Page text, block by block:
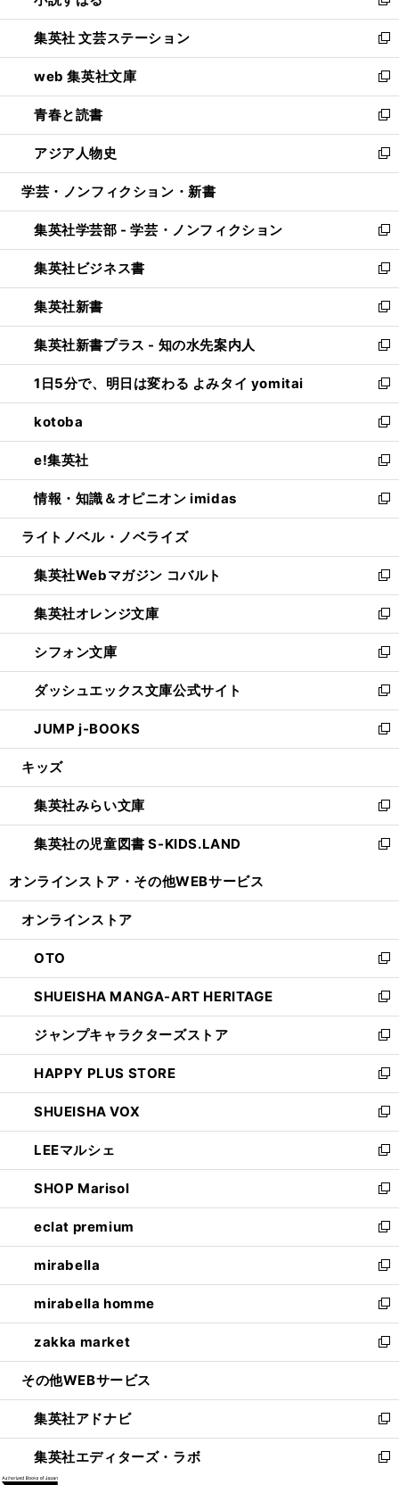
開
く
ウ
ィ
ン
ド
ウ
で
開
く
新
し
い
ウ
ィ
ン
ド
ウ
で
開
集英社 文芸ステーション
新
し
い
ウ
ィ
ン
ド
ウ
開
く
web 集英社文庫
新
し
い
ウ
ィ
ン
ウ
で
開
く
青春と読書
新
し
い
ウ
ン
ド
ウ
で
開
く
アジア人物史
新
し
ウ
ィ
ン
ド
ウ
で
開
く
学芸・ノンフィクション・新書
集英社学芸部 - 学芸・ノンフィクション
新
し
い
ウ
ィ
ン
ド
ウ
で
開
く
集英社ビジネス書
新
し
い
ウ
ィ
ン
ド
ウ
で
開
く
集英社新書
新
し
い
ウ
ィ
ン
ド
ウ
で
開
く
集英社新書プラス - 知の水先案内人
新
し
い
ウ
ィ
ン
ド
ウ
で
開
1日5分で、明日は変わる よみタイ yomitai
新
し
い
ウ
ィ
ン
ド
ウ
開
く
kotoba
新
し
い
ウ
ィ
ン
ウ
で
開
く
e!集英社
新
し
い
ウ
ン
ド
ウ
で
開
く
情報・知識＆オピニオン imidas
新
し
ウ
ィ
ン
ド
ウ
で
開
く
ライトノベル・ノベライズ
集英社Webマガジン コバルト
新
し
い
ウ
ィ
ン
ド
ウ
で
開
集英社オレンジ文庫
新
し
い
ウ
ィ
ン
ド
ウ
開
く
シフォン文庫
新
し
い
ウ
ィ
ン
ウ
で
開
く
ダッシュエックス文庫公式サイト
新
し
い
ウ
ン
ド
ウ
で
JUMP j-BOOKS
新
し
ウ
ィ
ン
ド
開
キッズ
集英社みらい文庫
新
し
い
ン
ウ
で
開
く
集英社の児童図書 S-KIDS.LAND
新
ウ
ン
ド
ウ
で
開
く
オンラインストア・ その他WEBサービス
オンラインストア
OTO
新
し
い
ウ
ィ
ン
ド
ウ
で
開
く
SHUEISHA MANGA-ART HERITAGE
新
し
い
ウ
ィ
ン
ド
ウ
で
開
く
ジャンプキャラクターズストア
新
し
い
ウ
ィ
ン
ド
ウ
で
開
く
HAPPY PLUS STORE
新
し
い
ウ
ィ
ン
ド
ウ
で
開
く
SHUEISHA VOX
新
し
い
ウ
ィ
ン
ド
ウ
で
開
く
LEEマルシェ
新
し
い
ウ
ィ
ン
ド
ウ
で
開
く
SHOP Marisol
新
し
い
ウ
ィ
ン
ド
ウ
で
開
eclat premium
新
し
い
ウ
ィ
ン
ド
ウ
開
く
mirabella
新
し
い
ウ
ィ
ン
ウ
で
開
く
mirabella homme
新
し
い
ウ
ン
ド
ウ
で
zakka market
新
し
ウ
ィ
ン
ド
その他WEBサービス
集英社アドナビ
新
し
い
集英社エディターズ・ラボ
新